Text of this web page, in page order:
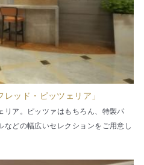
ッド・ピッツェリア」
リア。ピッツァはもちろん、特製パ
などの幅広いセレクションをご用意し